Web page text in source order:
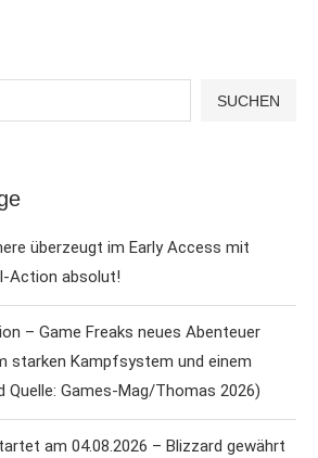
SUCHEN
überzeugt im Early Access mit
Action absolut!
– Game Freaks neues Abenteuer
starken Kampfsystem und einem
Quelle: Games-Mag/Thomas 2026)
am 04.08.2026 – Blizzard gewährt